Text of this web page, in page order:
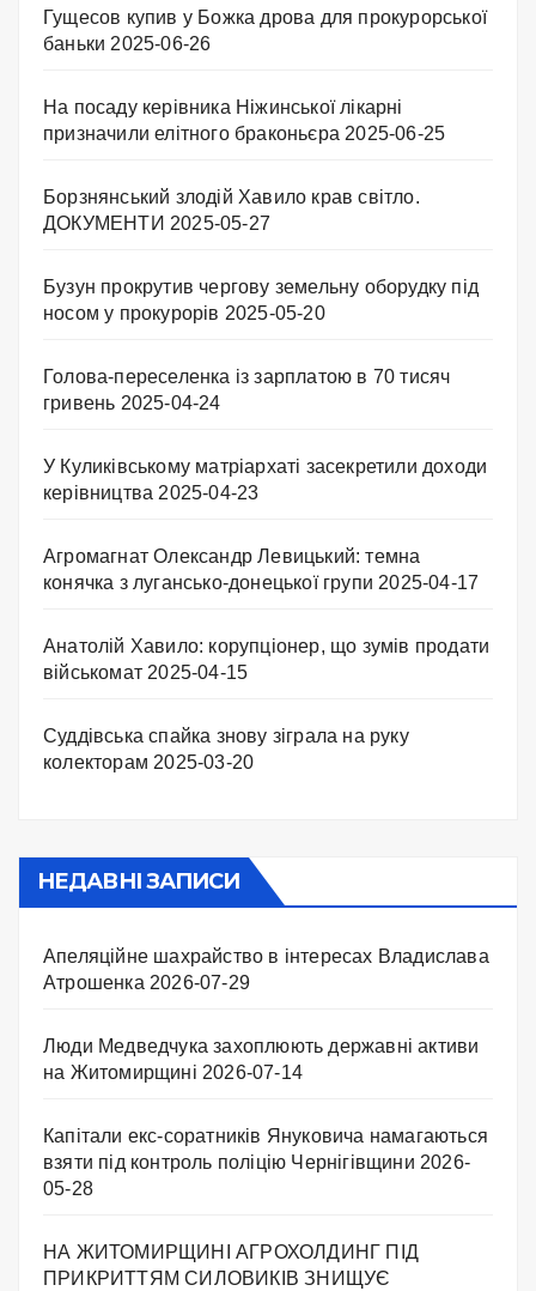
Гущесов купив у Божка дрова для прокурорської
баньки 2025-06-26
На посаду керівника Ніжинської лікарні
призначили елітного браконьєра 2025-06-25
Борзнянський злодій Хавило крав світло.
ДОКУМЕНТИ 2025-05-27
Бузун прокрутив чергову земельну оборудку під
носом у прокурорів 2025-05-20
Голова-переселенка із зарплатою в 70 тисяч
гривень 2025-04-24
У Куликівському матріархаті засекретили доходи
керівництва 2025-04-23
Агромагнат Олександр Левицький: темна
конячка з лугансько-донецької групи 2025-04-17
Анатолій Хавило: корупціонер, що зумів продати
військомат 2025-04-15
Суддівська спайка знову зіграла на руку
колекторам 2025-03-20
НЕДАВНІ ЗАПИСИ
Апеляційне шахрайство в інтересах Владислава
Атрошенка 2026-07-29
Люди Медведчука захоплюють державні активи
на Житомирщині 2026-07-14
Капітали екс-соратників Януковича намагаються
взяти під контроль поліцію Чернігівщини 2026-
05-28
НА ЖИТОМИРЩИНІ АГРОХОЛДИНГ ПІД
ПРИКРИТТЯМ СИЛОВИКІВ ЗНИЩУЄ